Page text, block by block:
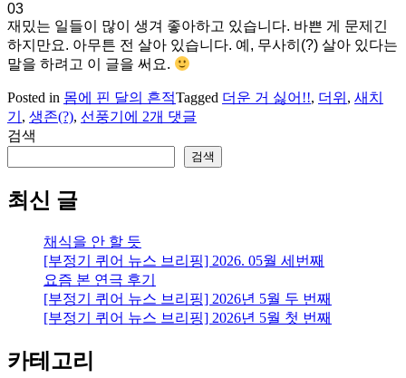
03
재밌는 일들이 많이 생겨 좋아하고 있습니다. 바쁜 게 문제긴
하지만요. 아무튼 전 살아 있습니다. 예, 무사히(?) 살아 있다는
말을 하려고 이 글을 써요.
Posted in 몸에 핀 달의 흔적Tagged 더운 거 싫어!!, 더위 , 새치
기 , 생존(?), 선풍기 새
더
에 2개 댓글
검색
검색
최신 글
채식을 안 할 듯
[부정기 퀴어 뉴스 브리핑] 2026. 05월 세번째
요즘 본 연극 후기
[부정기 퀴어 뉴스 브리핑] 2026년 5월 두 번째
[부정기 퀴어 뉴스 브리핑] 2026년 5월 첫 번째
카테고리